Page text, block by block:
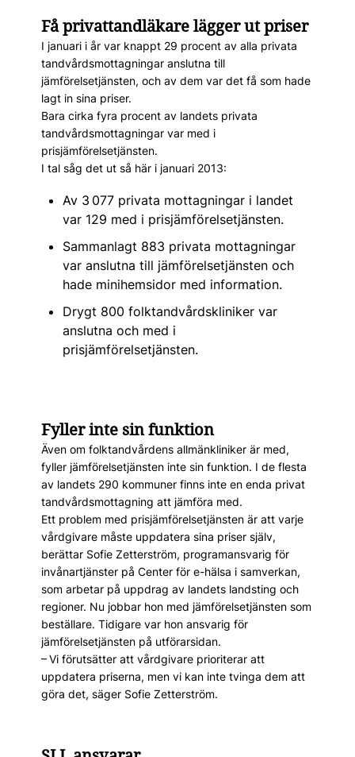
Få privattandläkare lägger ut priser
I januari i år var knappt 29 procent av alla privata
tandvårdsmottagningar anslutna till
jämförelsetjänsten, och av dem var det få som hade
lagt in sina priser.
Bara cirka fyra procent av landets privata
tandvårdsmottagningar var med i
prisjämförelsetjänsten.
I tal såg det ut så här i januari 2013:
Av 3 077 privata mottagningar i landet
var 129 med i prisjämförelsetjänsten.
Sammanlagt 883 privata mottagningar
var anslutna till jämförelsetjänsten och
hade minihemsidor med information.
Drygt 800 folktandvårdskliniker var
anslutna och med i
prisjämförelsetjänsten.
Fyller inte sin funktion
Även om folktandvårdens allmänkliniker är med,
fyller jämförelsetjänsten inte sin funktion. I de flesta
av landets 290 kommuner finns inte en enda privat
tandvårdsmottagning att jämföra med.
Ett problem med prisjämförelsetjänsten är att varje
vårdgivare måste uppdatera sina priser själv,
berättar Sofie Zetterström, programansvarig för
invånartjänster på Center för e-hälsa i samverkan,
som arbetar på uppdrag av landets landsting och
regioner. Nu jobbar hon med jämförelsetjänsten som
beställare. Tidigare var hon ansvarig för
jämförelsetjänsten på utförarsidan.
– Vi förutsätter att vårdgivare prioriterar att
uppdatera priserna, men vi kan inte tvinga dem att
göra det, säger Sofie Zetterström.